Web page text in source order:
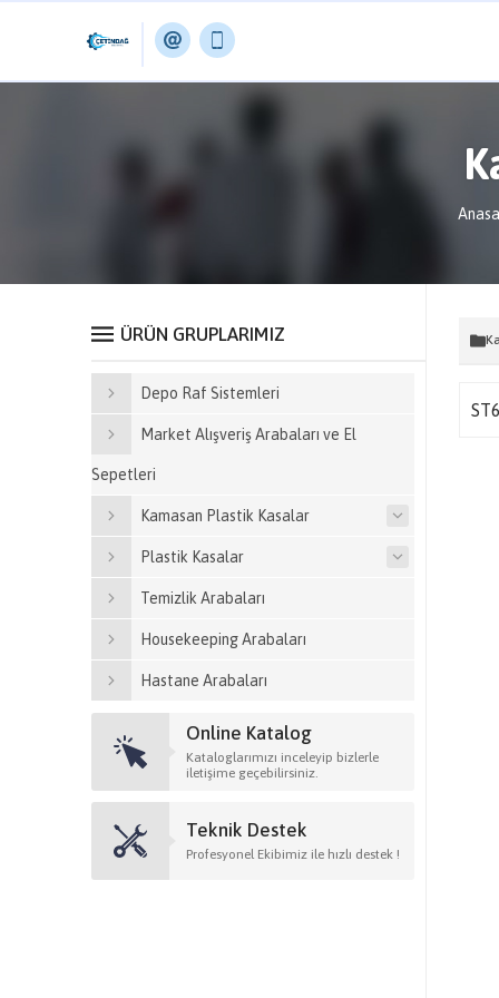
ÜRÜN GRUPLARIMIZ
Depo Raf Sistemleri
Market Alışveriş Arabaları ve El
Sepetleri
Kamasan Plastik Kasalar
Plastik Kasalar
Temizlik Arabaları
Housekeeping Arabaları
Hastane Arabaları
Online Katalog
Kataloglarımızı inceleyip bizlerle
iletişime geçebilirsiniz.
Teknik Destek
Profesyonel Ekibimiz ile hızlı destek !